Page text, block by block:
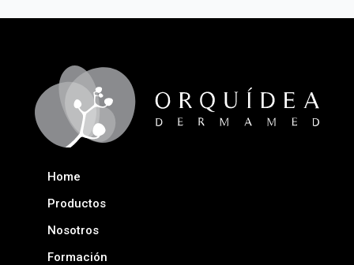
Home
Productos
Nosotros
Formación